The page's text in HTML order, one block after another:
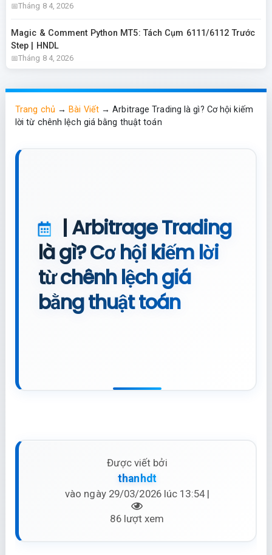
Tháng 8 4, 2026
Magic & Comment Python MT5: Tách Cụm 6111/6112 Trước
Step | HNDL
Tháng 8 4, 2026
Trang chủ →Bài Viết→Arbitrage Trading là gì? Cơ hội kiếm
lời từ chênh lệch giá bằng thuật toán
| Arbitrage Trading
là gì? Cơ hội kiếm lời
từ chênh lệch giá
bằng thuật toán
Được viết bởi
thanhdt
vào ngày 29/03/2026 lúc 13:54 |
86 lượt xem